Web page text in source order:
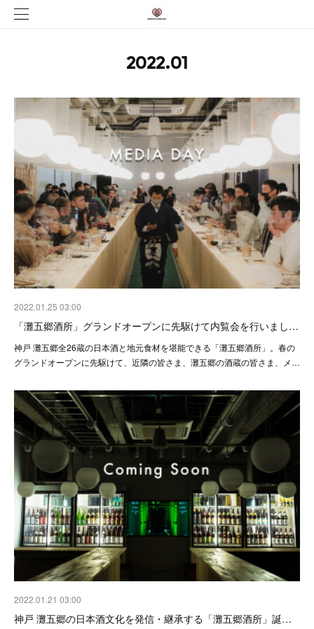
2022.01
2022.01.25 03:00
「灘五郷酒所」グランドオープンに先駆けて内覧会を行いまし…
神戸 灘五郷全26蔵の日本酒と地元食材を堪能できる「灘五郷酒所」。春の
グランドオープンに先駆けて、近隣の皆さま、灘五郷の酒蔵の皆さま、メ…
2022.01.21 03:00
神戸 灘五郷の日本酒文化を発信・継承する「灘五郷酒所」誕…